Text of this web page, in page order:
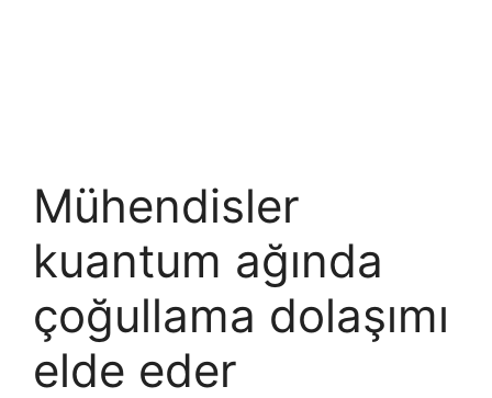
Mühendisler
kuantum ağında
çoğullama dolaşımı
elde eder